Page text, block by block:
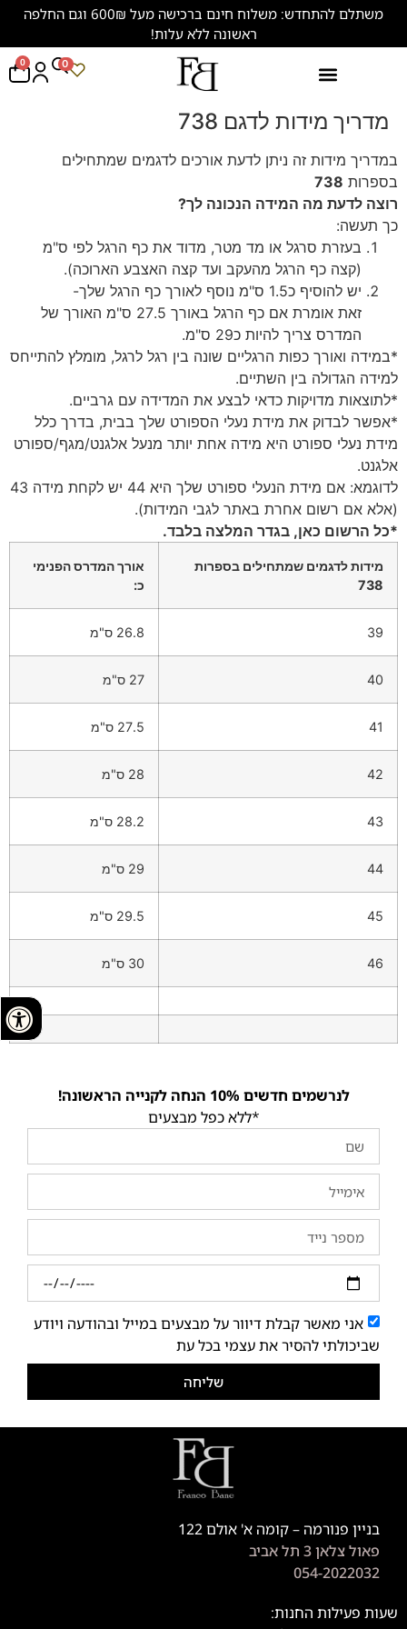
משתלם להתחדש: משלוח חינם ברכישה מעל 600₪ וגם החלפה
ראשונה ללא עלות!
0 0
מדריך מידות לדגם 738
במדריך מידות זה ניתן לדעת אורכים לדגמים שמתחילים
בספרות 738
רוצה לדעת מה המידה הנכונה לך?
כך תעשה:
בעזרת סרגל או מד מטר, מדוד את כף הרגל לפי ס"מ
(קצה כף הרגל מהעקב ועד קצה האצבע הארוכה).
יש להוסיף כ1.5 ס"מ נוסף לאורך כף הרגל שלך-
זאת אומרת אם כף הרגל באורך 27.5 ס"מ האורך של
המדרס צריך להיות כ29 ס"מ.
*במידה ואורך כפות הרגליים שונה בין רגל לרגל, מומלץ להתייחס
למידה הגדולה בין השתיים.
*לתוצאות מדויקות כדאי לבצע את המדידה עם גרביים.
*אפשר לבדוק את מידת נעלי הספורט שלך בבית, בדרך כלל
מידת נעלי ספורט היא מידה אחת יותר מנעל אלגנט/מגף/ספורט
אלגנט.
לדוגמא: אם מידת הנעלי ספורט שלך היא 44 יש לקחת מידה 43
(אלא אם רשום אחרת באתר לגבי המידות).
*כל הרשום כאן, בגדר המלצה בלבד.
מידות לדגמים שמתחילים בספרות
738
אורך המדרס הפנימי
כ:
39 26.8 ס"מ
40 27 ס"מ
41 27.5 ס"מ
42 28 ס"מ
43 28.2 ס"מ
44 29 ס"מ
45 29.5 ס"מ
46 30 ס"מ
לנרשמים חדשים 10% הנחה לקנייה הראשונה!
*ללא כפל מבצעים
אני מאשר קבלת דיוור על מבצעים במייל ובהודעה ויודע
שביכולתי להסיר את עצמי בכל עת
שליחה
בניין פנורמה – קומה א' אולם 122
פאול צלאן 3 תל אביב
054-2022032
שעות פעילות החנות: